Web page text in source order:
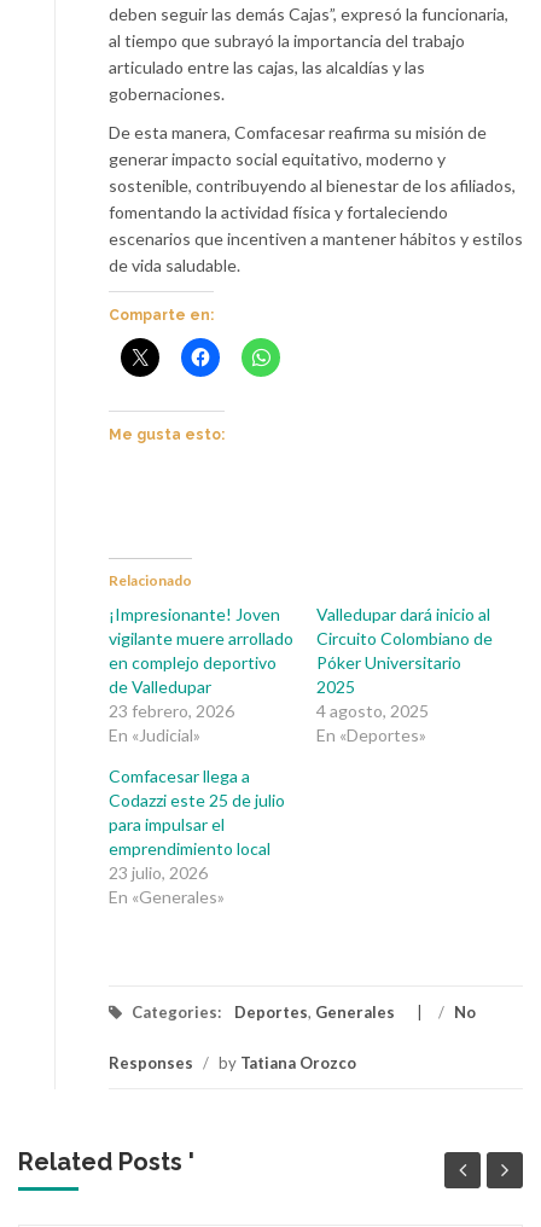
deben seguir las demás Cajas”, expresó la funcionaria,
al tiempo que subrayó la importancia del trabajo
articulado entre las cajas, las alcaldías y las
gobernaciones.
De esta manera, Comfacesar reafirma su misión de
generar impacto social equitativo, moderno y
sostenible, contribuyendo al bienestar de los afiliados,
fomentando la actividad física y fortaleciendo
escenarios que incentiven a mantener hábitos y estilos
de vida saludable.
Comparte en:
Me gusta esto:
Relacionado
¡Impresionante! Joven
vigilante muere arrollado
en complejo deportivo
de Valledupar
23 febrero, 2026
En «Judicial»
Valledupar dará inicio al
Circuito Colombiano de
Póker Universitario
2025
4 agosto, 2025
En «Deportes»
Comfacesar llega a
Codazzi este 25 de julio
para impulsar el
emprendimiento local
23 julio, 2026
En «Generales»
Categories: Deportes, Generales / No
Responses / by Tatiana Orozco
Related Posts '